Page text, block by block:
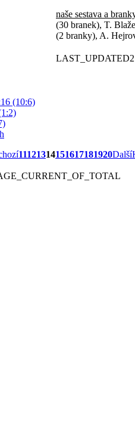
naše sestava a
(30 branek), T.
(2 branky), A.
LAST_UPDATED2
(10:6)
11121314151617181920Další